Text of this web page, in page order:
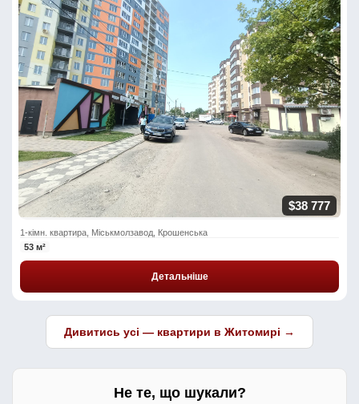
$38 777
1-кімн. квартира, Міськмолзавод, Крошенська
53 м²
Детальніше
Дивитись усі — квартири в Житомирі →
Не те, що шукали?